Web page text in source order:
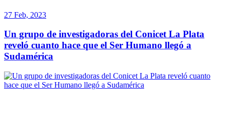
27 Feb, 2023
Un grupo de investigadoras del Conicet La Plata
reveló cuanto hace que el Ser Humano llegó a
Sudamérica